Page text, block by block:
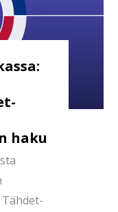
haku